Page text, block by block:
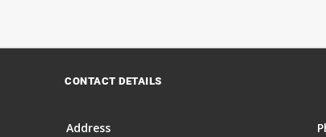
CONTACT DETAILS
Address